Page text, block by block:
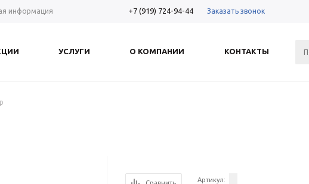
информация +7 (919) 724-94-44 Заказать звонок
УСЛУГИ О КОМПАНИИ КОНТАКТЫ
Артикул: